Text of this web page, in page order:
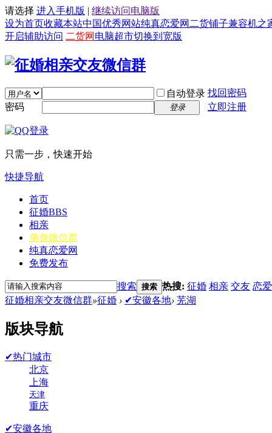
请选择 进入手机版 | 继续访问电脑版
设为首页收藏本站中国优秀网站纯真恋爱网 二货铺子兼容机之
开启辅助访问 二货网 电脑超市切换到宽版
自动登录 找回密码
密码
登录 立即注册
只需一步，快速开始
快捷导航
首页
征婚BBS
相亲
单身微信群
纯真恋爱网
免费发布
搜索 搜索 热搜: 征婚 相亲 交友 恋爱
征婚相亲交友微信群»征婚 › ✔安徽各地› 芜湖
版块导航
✔热门城市
北京
上海
天津
重庆
✔安徽各地